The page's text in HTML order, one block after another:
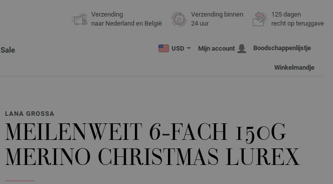
Verzending
naar Nederland en België
Verzending binnen
24 uur
125 dagen
recht op teruggave
Sale USD Mijn account Boodschappenlijstje
Winkelmandje
LANA GROSSA
MEILENWEIT 6-FACH 150G
MERINO CHRISTMAS LUREX